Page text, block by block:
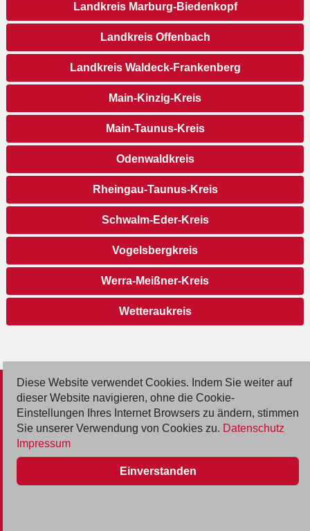
Landkreis Marburg-Biedenkopf
Landkreis Offenbach
Landkreis Waldeck-Frankenberg
Main-Kinzig-Kreis
Main-Taunus-Kreis
Odenwaldkreis
Rheingau-Taunus-Kreis
Schwalm-Eder-Kreis
Vogelsbergkreis
Werra-Meißner-Kreis
Wetteraukreis
© 2026 Deutsche Jobmarkt GmbH
Inserieren
Kontakt
AGB
Diese Website verwendet Cookies. Indem Sie weiter auf
dieser Website navigieren, ohne die Cookie-
Einstellungen Ihres Internet Browsers zu ändern, stimmen
Sie unserer Verwendung von Cookies zu. Datenschutz
Impressum
Einverstanden